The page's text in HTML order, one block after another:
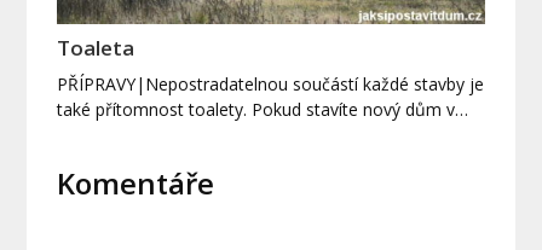
Toaleta
PŘÍPRAVY|Nepostradatelnou součástí každé stavby je
také přítomnost toalety. Pokud stavíte nový dům v…
Komentáře